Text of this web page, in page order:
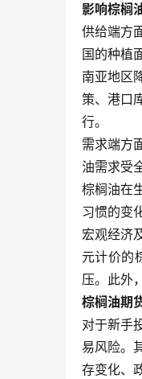
影响棕榈
供给端方
国的种植
南亚地区
策、港口
行。
需求端方
油需求受
棕榈油在
习惯的变
宏观经济
元计价的
压。此外
棕榈油期
对于新手
易风险。
存变化、